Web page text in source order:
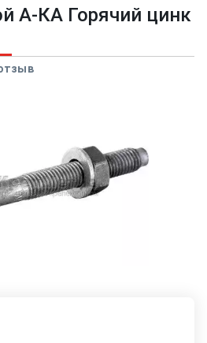
А-КА Горячий цинк